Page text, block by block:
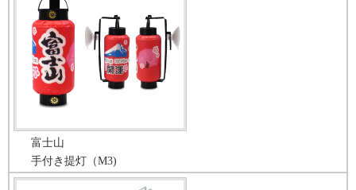
富士山
手付き提灯（M3)